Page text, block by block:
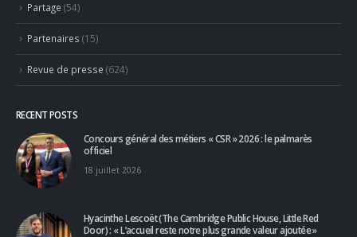
Partage (54)
Partenaires (15)
Revue de presse (624)
RECENT POSTS
Concours général des métiers « CSR » 2026 : le palmarès
officiel
18 juillet 2026
Hyacinthe Lescoët (The Cambridge Public House, Little Red
Door) : « L’accueil reste notre plus grande valeur ajoutée »